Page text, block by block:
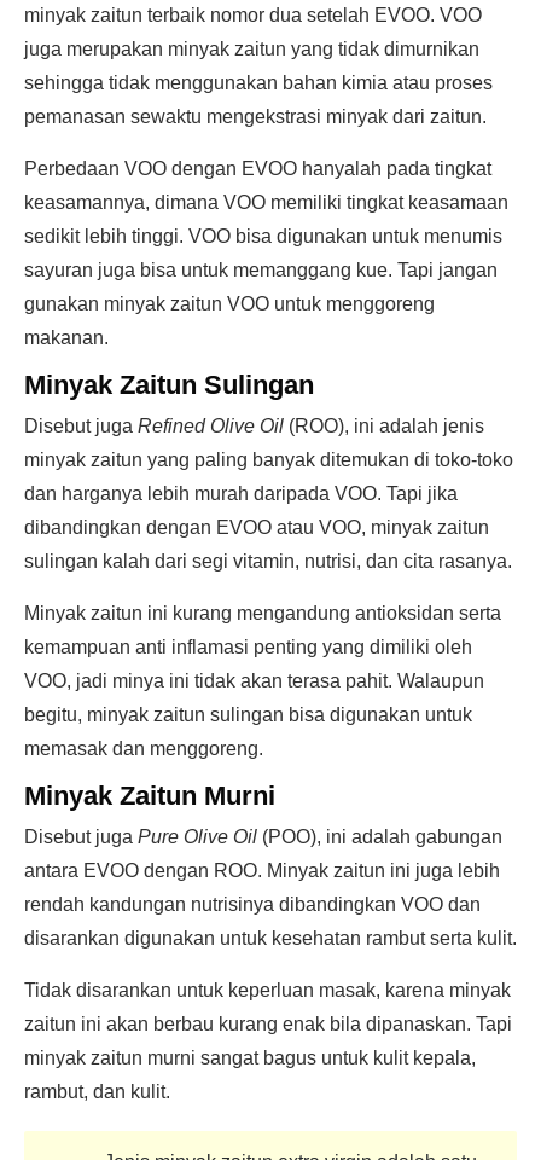
minyak zaitun terbaik nomor dua setelah EVOO. VOO
juga merupakan minyak zaitun yang tidak dimurnikan
sehingga tidak menggunakan bahan kimia atau proses
pemanasan sewaktu mengekstrasi minyak dari zaitun.
Perbedaan VOO dengan EVOO hanyalah pada tingkat
keasamannya, dimana VOO memiliki tingkat keasamaan
sedikit lebih tinggi. VOO bisa digunakan untuk menumis
sayuran juga bisa untuk memanggang kue. Tapi jangan
gunakan minyak zaitun VOO untuk menggoreng
makanan.
Minyak Zaitun Sulingan
Disebut juga Refined Olive Oil (ROO), ini adalah jenis
minyak zaitun yang paling banyak ditemukan di toko-toko
dan harganya lebih murah daripada VOO. Tapi jika
dibandingkan dengan EVOO atau VOO, minyak zaitun
sulingan kalah dari segi vitamin, nutrisi, dan cita rasanya.
Minyak zaitun ini kurang mengandung antioksidan serta
kemampuan anti inflamasi penting yang dimiliki oleh
VOO, jadi minya ini tidak akan terasa pahit. Walaupun
begitu, minyak zaitun sulingan bisa digunakan untuk
memasak dan menggoreng.
Minyak Zaitun Murni
Disebut juga Pure Olive Oil (POO), ini adalah gabungan
antara EVOO dengan ROO. Minyak zaitun ini juga lebih
rendah kandungan nutrisinya dibandingkan VOO dan
disarankan digunakan untuk kesehatan rambut serta kulit.
Tidak disarankan untuk keperluan masak, karena minyak
zaitun ini akan berbau kurang enak bila dipanaskan. Tapi
minyak zaitun murni sangat bagus untuk kulit kepala,
rambut, dan kulit.